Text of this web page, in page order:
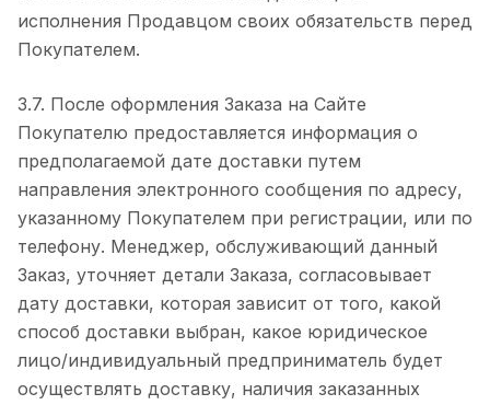
исполнения Продавцом своих обязательств перед
Покупателем.
3.7. После оформления Заказа на Сайте
Покупателю предоставляется информация о
предполагаемой дате доставки путем
направления электронного сообщения по адресу,
указанному Покупателем при регистрации, или по
телефону. Менеджер, обслуживающий данный
Заказ, уточняет детали Заказа, согласовывает
дату доставки, которая зависит от того, какой
способ доставки выбран, какое юридическое
лицо/индивидуальный предприниматель будет
осуществлять доставку, наличия заказанных